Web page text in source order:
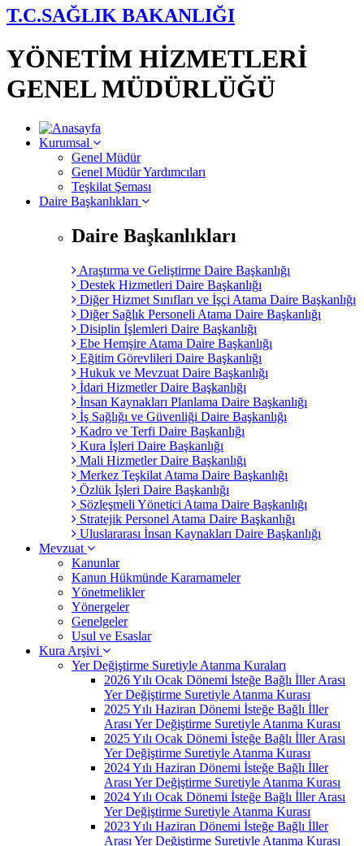
T.C.SAĞLIK BAKANLIĞI
YÖNETİM HİZMETLERİ
GENEL MÜDÜRLÜĞÜ
Kurumsal
Genel Müdür
Genel Müdür Yardımcıları
Teşkilat Şeması
Daire Başkanlıkları
Daire Başkanlıkları
Araştırma ve Geliştirme Daire Başkanlığı
Destek Hizmetleri Daire Başkanlığı
Diğer Hizmet Sınıfları ve İşçi Atama Daire Başkanlığı
Diğer Sağlık Personeli Atama Daire Başkanlığı
Disiplin İşlemleri Daire Başkanlığı
Ebe Hemşire Atama Daire Başkanlığı
Eğitim Görevlileri Daire Başkanlığı
Hukuk ve Mevzuat Daire Başkanlığı
İdari Hizmetler Daire Başkanlığı
İnsan Kaynakları Planlama Daire Başkanlığı
İş Sağlığı ve Güvenliği Daire Başkanlığı
Kadro ve Terfi Daire Başkanlığı
Kura İşleri Daire Başkanlığı
Mali Hizmetler Daire Başkanlığı
Merkez Teşkilat Atama Daire Başkanlığı
Özlük İşleri Daire Başkanlığı
Sözleşmeli Yönetici Atama Daire Başkanlığı
Stratejik Personel Atama Daire Başkanlığı
Uluslararası İnsan Kaynakları Daire Başkanlığı
Mevzuat
Kanunlar
Kanun Hükmünde Kararnameler
Yönetmelikler
Yönergeler
Genelgeler
Usul ve Esaslar
Kura Arşivi
Yer Değiştirme Suretiyle Atanma Kuraları
2026 Yılı Ocak Dönemi İsteğe Bağlı İller Arası
Yer Değiştirme Suretiyle Atanma Kurası
2025 Yılı Haziran Dönemi İsteğe Bağlı İller
Arası Yer Değiştirme Suretiyle Atanma Kurası
2025 Yılı Ocak Dönemi İsteğe Bağlı İller Arası
Yer Değiştirme Suretiyle Atanma Kurası
2024 Yılı Haziran Dönemi İsteğe Bağlı İller
Arası Yer Değiştirme Suretiyle Atanma Kurası
2024 Yılı Ocak Dönemi İsteğe Bağlı İller Arası
Yer Değiştirme Suretiyle Atanma Kurası
2023 Yılı Haziran Dönemi İsteğe Bağlı İller
Arası Yer Değiştirme Suretiyle Atanma Kurası